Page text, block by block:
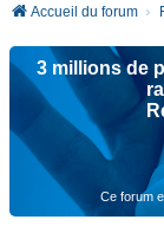
Accueil du forum
3 millions de
Ce forum